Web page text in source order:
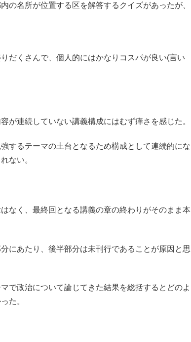
名所が位置する区を解答するクイズがあったが、
だくさんで、個人的にはかなりコスパが良い(言い
連続していない講義構成にはむず痒さを感じた。
するテーマの土台となるため構成として連続的にな
ない。
なく、最終回となる講義の章の終わりがそのまま本
にあたり、後半部分は未刊行であることが原因と思
で政治について論じてきた結果を総括するとどのよ
た。